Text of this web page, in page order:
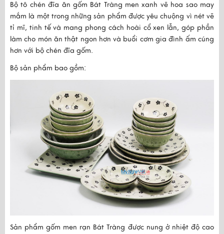
Bộ tô chén đĩa ăn gốm Bát Tràng men xanh vẽ hoa sao may
mắm là một trong những sản phẩm được yêu chuộng vì nét vẽ
tỉ mĩ, tinh tế và mang phong cách hoài cổ xen lẫn, góp phần
làm cho món ăn thật ngon hơn và buổi cơm gia đình ấm cúng
hơn với bộ chén đĩa gốm.
Bộ sản phẩm bao gồm:
Sản phẩm gốm men rạn Bát Tràng được nung ở nhiệt độ cao